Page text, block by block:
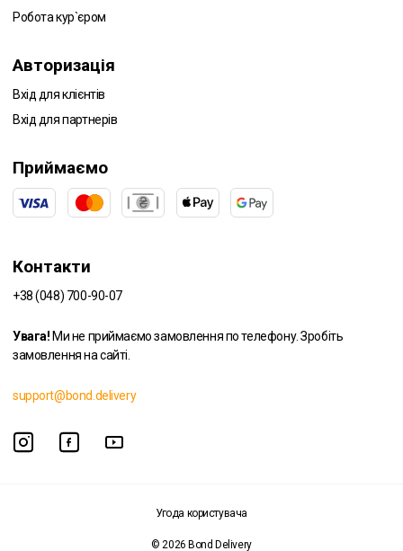
Робота кур`єром
Авторизація
Вхід для клієнтів
Вхід для партнерів
Приймаємо
Контакти
+38 (048) 700-90-07
Увага! Ми не приймаємо замовлення по телефону. Зробіть
замовлення на сайті.
support@bond.delivery
Угода користувача
© 2026 Bond Delivery